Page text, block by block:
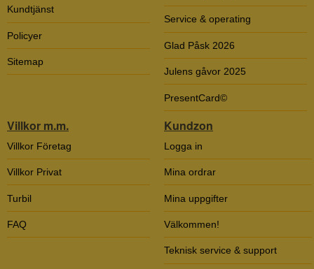
Kundtjänst
Policyer
Sitemap
Service & operating
Glad Påsk 2026
Julens gåvor 2025
PresentCard©
Villkor m.m.
Villkor Företag
Villkor Privat
Turbil
FAQ
Kundzon
Logga in
Mina ordrar
Mina uppgifter
Välkommen!
Teknisk service & support